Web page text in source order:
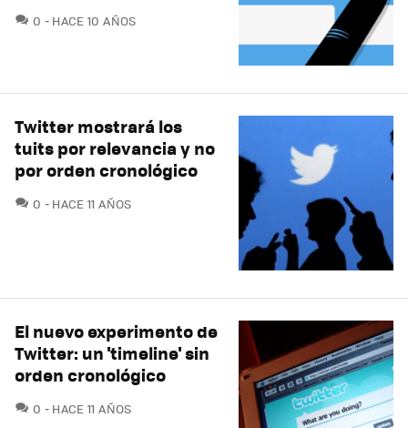
0 COMENTARIOS
HACE 10 AÑOS
Twitter mostrará los
tuits por relevancia y no
por orden cronológico
0 COMENTARIOS
HACE 11 AÑOS
El nuevo experimento de
Twitter: un 'timeline' sin
orden cronológico
0 COMENTARIOS
HACE 11 AÑOS